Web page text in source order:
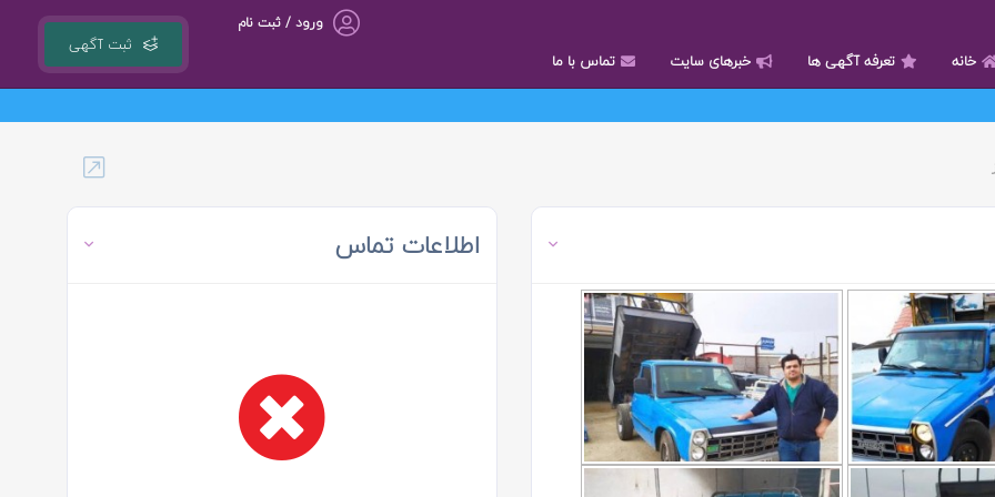
ثبت آگهی
ورود / ثبت نام
خانه تعرفه آگهی ها خبرهای سایت
تماس با ما
اطلاعات تماس